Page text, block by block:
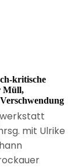
kritische
Müll,
mit Ulrike